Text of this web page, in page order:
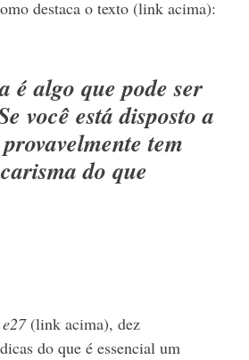
destaca o texto (link acima):
é algo que pode ser
você está disposto a
tem
do que
e27 (link acima), dez
do que é essencial um